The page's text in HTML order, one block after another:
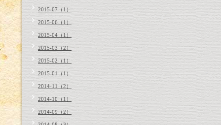
2015-07（1）
2015-06（1）
2015-04（1）
2015-03（2）
2015-02（1）
2015-01（1）
2014-11（2）
2014-10（1）
2014-09（2）